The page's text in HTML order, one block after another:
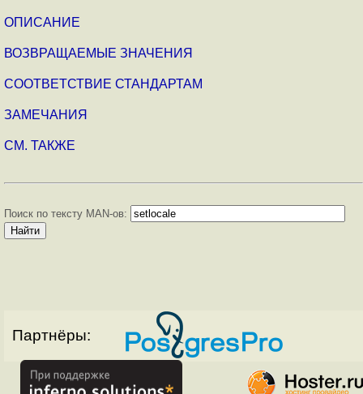
ОПИСАНИЕ
ВОЗВРАЩАЕМЫЕ ЗНАЧЕНИЯ
СООТВЕТСТВИЕ СТАНДАРТАМ
ЗАМЕЧАНИЯ
СМ. ТАКЖЕ
Поиск по тексту MAN-ов:
Партнёры: